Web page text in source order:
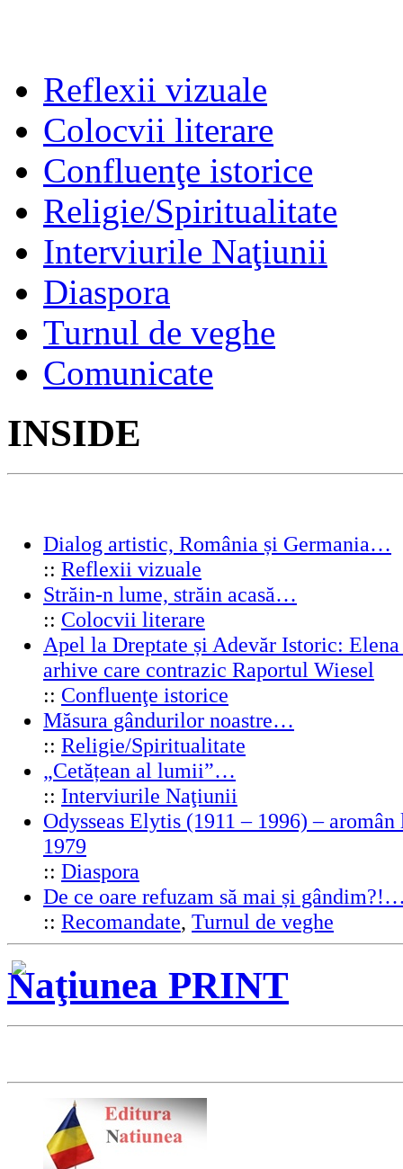
Reflexii vizuale
Colocvii literare
Confluenţe istorice
Religie/Spiritualitate
Interviurile Naţiunii
Diaspora
Turnul de veghe
Comunicate
INSIDE
Dialog artistic, România și Germania…
:: Reflexii vizuale
Străin-n lume, străin acasă…
:: Colocvii literare
Apel la Dreptate și Adevăr Istoric:
arhive care contrazic Raportul Wiesel
:: Confluenţe istorice
Măsura gândurilor noastre…
:: Religie/Spiritualitate
„Cetățean al lumii”…
:: Interviurile Naţiunii
Odysseas Elytis (1911 – 1996) –
1979
:: Diaspora
De ce oare refuzam să mai și
:: Recomandate, Turnul de veghe
Naţiunea PRINT